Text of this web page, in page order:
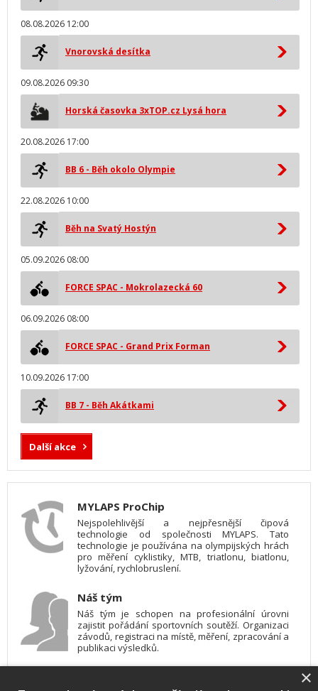
08.08.2026 12:00
Vnorovská desítka
09.08.2026 09:30
Horská časovka 3xTOP.cz Lysá hora
20.08.2026 17:00
BB 6 - Běh okolo Olympie
22.08.2026 10:00
Běh na Svatý Hostýn
05.09.2026 08:00
FORCE SPAC - Mokrolazecká 60
06.09.2026 08:00
FORCE SPAC - Grand Prix Forman
10.09.2026 17:00
BB 7 - Běh Akátkami
Další akce
MYLAPS ProChip
Nejspolehlivější a nejpřesnější čipová
technologie od společnosti MYLAPS. Tato
technologie je používána na olympijských hrách
pro měření cyklistiky, MTB, triatlonu, biatlonu,
lyžování, rychlobruslení.
Náš tým
Náš tým je schopen na profesionální úrovni
zajistit pořádání sportovních soutěží. Organizaci
závodů, registraci na místě, měření, zpracování a
publikaci výsledků.
×